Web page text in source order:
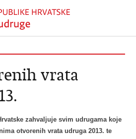
vrata
zahvaljuje svim udrugama koje
otvorenih vrata udruga 2013. te